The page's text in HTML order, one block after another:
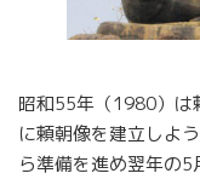
昭和55年（1980）は
に頼朝像を建立しよ
ら準備を進め翌年の5